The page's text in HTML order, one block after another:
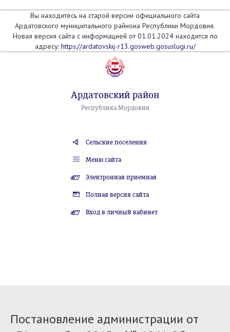
Вы находитесь на старой версии официального сайта
Ардатовского муниципального райнона Республики Мордовия.
Новая версия сайта с информацией от 01.01.2024 находится по
адресу: https://ardatovskij-r13.gosweb.gosuslugi.ru/
Ардатовский район
Республика Мордовия
Сельские поселения
Меню сайта
Электронная приемная
Полная версия сайта
Вход в личный кабинет
Постановление администрации от